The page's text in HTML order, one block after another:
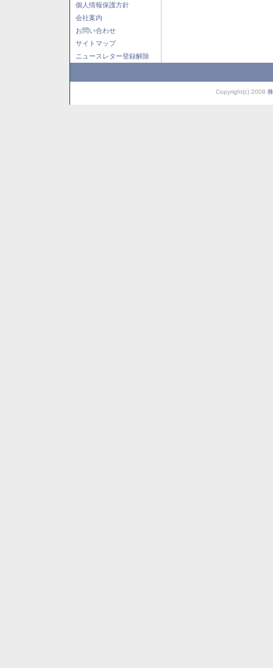
個人情報保護方針
会社案内
お問い合わせ
サイトマップ
ニュースレター登録解除
Copyright(c) 2008